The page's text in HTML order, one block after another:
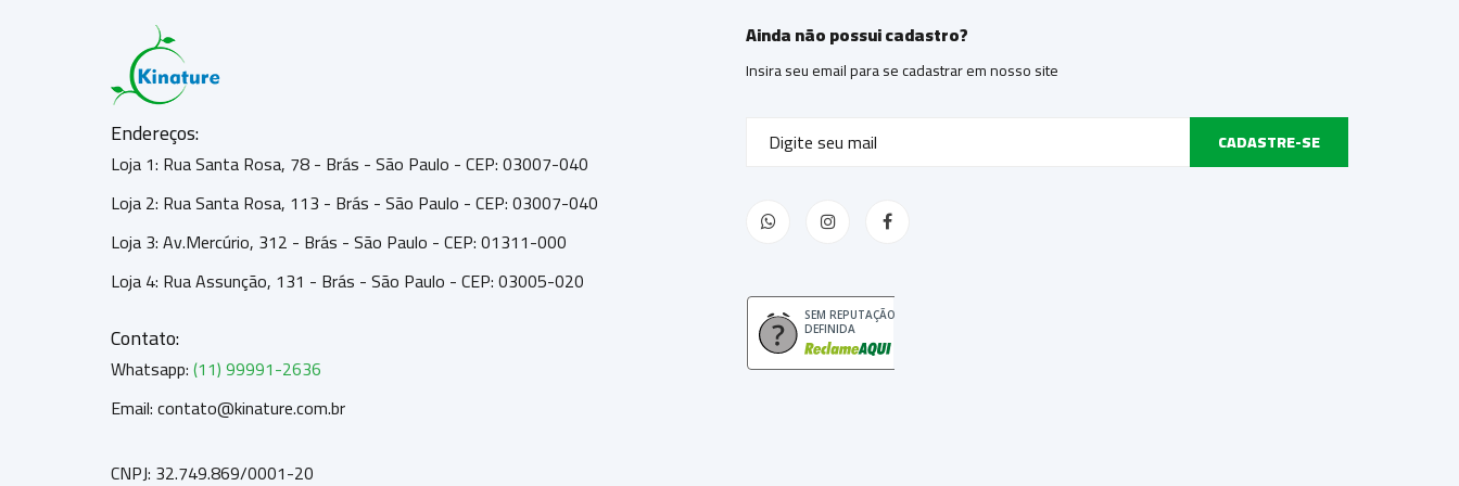
Endereços:
Loja 1: Rua Santa Rosa, 78 - Brás - São Paulo - CEP: 03007-040
Loja 2: Rua Santa Rosa, 113 - Brás - São Paulo - CEP: 03007-040
Loja 3: Av.Mercúrio, 312 - Brás - São Paulo - CEP: 01311-000
Loja 4: Rua Assunção, 131 - Brás - São Paulo - CEP: 03005-020
Contato:
Whatsapp:(11) 99991-2636
Email: contato@kinature.com.br
CNPJ: 32.749.869/0001-20
Ainda não possui cadastro?
Insira seu email para se cadastrar em nosso site
CADASTRE-SE
SEM REPUTAÇÃO
DEFINIDA